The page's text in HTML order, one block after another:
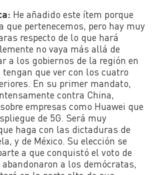
He añadido este ítem porque
que pertenecemos, pero hay muy
respecto de lo que hará
no vaya más allá de
a los gobiernos de la región en
que ver con los cuatro
En su primer mandato,
contra China,
empresas como Huawei que
de 5G. Será muy
haga con las dictaduras de
y de México. Su elección se
a que conquistó el voto de
a los demócratas,